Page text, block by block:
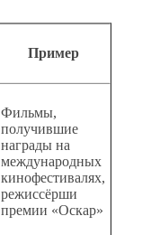
Пример
Фильмы,
получившие
награды на
международных
кинофестивалях,
режиссёрши
премии «Оскар»